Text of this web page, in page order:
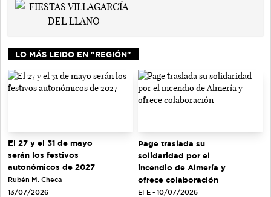
LO MÁS LEIDO EN "REGIÓN"
El 27 y el 31 de mayo
serán los festivos
autonómicos de 2027
Rubén M. Checa -
13/07/2026
Page traslada su
solidaridad por el
incendio de Almería y
ofrece colaboración
EFE - 10/07/2026